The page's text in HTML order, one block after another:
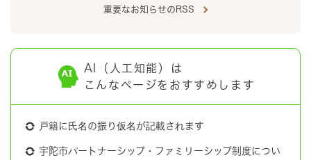
重要なお知らせのRSS
AI（人工知能）は
こんなページをおすすめします
戸籍に氏名の振り仮名が記載されます
宇陀市パートナーシップ・ファミリーシップ制度につい